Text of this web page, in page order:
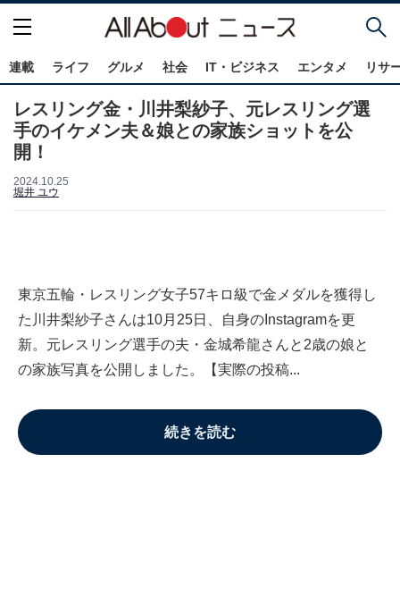
連載 ライフ グルメ 社会 IT・ビジネス エンタメ リサ
レスリング金・川井梨紗子、元レスリング選
手のイケメン夫＆娘との家族ショットを公
開！
2024.10.25
堀井 ユウ
東京五輪・レスリング女子57キロ級で金メダルを獲得し
た川井梨紗子さんは10月25日、自身のInstagramを更
新。元レスリング選手の夫・金城希龍さんと2歳の娘と
の家族写真を公開しました。【実際の投稿...
続きを読む